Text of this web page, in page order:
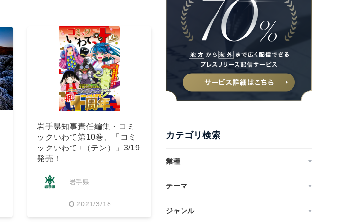
岩手県知事責任編集・コミ
ックいわて第10巻、「コミ
ックいわて+（テン）」3/19
発売！
岩手県
2021/3/18
カテゴリ検索
業種
テーマ
ジャンル